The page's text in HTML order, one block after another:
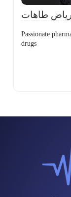
طاهات
Passionate
drugs